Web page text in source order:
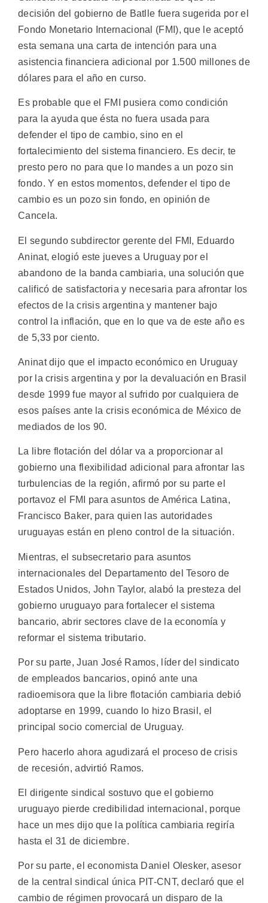
decisión del gobierno de Batlle fuera sugerida por el
Fondo Monetario Internacional (FMI), que le aceptó
esta semana una carta de intención para una
asistencia financiera adicional por 1.500 millones de
dólares para el año en curso.
Es probable que el FMI pusiera como condición
para la ayuda que ésta no fuera usada para
defender el tipo de cambio, sino en el
fortalecimiento del sistema financiero. Es decir, te
presto pero no para que lo mandes a un pozo sin
fondo. Y en estos momentos, defender el tipo de
cambio es un pozo sin fondo, en opinión de
Cancela.
El segundo subdirector gerente del FMI, Eduardo
Aninat, elogió este jueves a Uruguay por el
abandono de la banda cambiaria, una solución que
calificó de satisfactoria y necesaria para afrontar los
efectos de la crisis argentina y mantener bajo
control la inflación, que en lo que va de este año es
de 5,33 por ciento.
Aninat dijo que el impacto económico en Uruguay
por la crisis argentina y por la devaluación en Brasil
desde 1999 fue mayor al sufrido por cualquiera de
esos países ante la crisis económica de México de
mediados de los 90.
La libre flotación del dólar va a proporcionar al
gobierno una flexibilidad adicional para afrontar las
turbulencias de la región, afirmó por su parte el
portavoz el FMI para asuntos de América Latina,
Francisco Baker, para quien las autoridades
uruguayas están en pleno control de la situación.
Mientras, el subsecretario para asuntos
internacionales del Departamento del Tesoro de
Estados Unidos, John Taylor, alabó la presteza del
gobierno uruguayo para fortalecer el sistema
bancario, abrir sectores clave de la economía y
reformar el sistema tributario.
Por su parte, Juan José Ramos, líder del sindicato
de empleados bancarios, opinó ante una
radioemisora que la libre flotación cambiaria debió
adoptarse en 1999, cuando lo hizo Brasil, el
principal socio comercial de Uruguay.
Pero hacerlo ahora agudizará el proceso de crisis
de recesión, advirtió Ramos.
El dirigente sindical sostuvo que el gobierno
uruguayo pierde credibilidad internacional, porque
hace un mes dijo que la política cambiaria regiría
hasta el 31 de diciembre.
Por su parte, el economista Daniel Olesker, asesor
de la central sindical única PIT-CNT, declaró que el
cambio de régimen provocará un disparo de la